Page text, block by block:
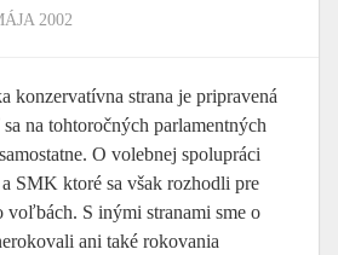
2002
konzervatívna strana je pripravená
na tohtoročných parlamentných
O volebnej spolupráci
SMK ktoré sa však rozhodli pre
voľbách. S inými stranami sme o
ani také rokovania